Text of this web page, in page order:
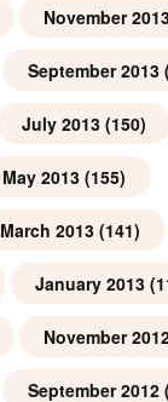
November
September 2013
July 2013 (150)
May 2013 (155)
March 2013 (141)
January 2013
November
September 2012